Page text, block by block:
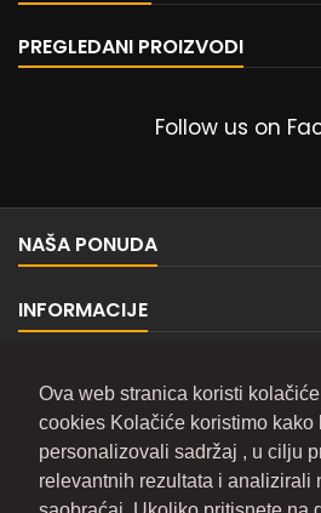
Ova web stranica koristi
cookies Kolačiće koristimo kako
personalizovali sadržaj , u cilju
relevantnih rezultata i analizirali
PREGLEDANI PROIZVODI
Follow us on
NAŠA PONUDA
INFORMACIJE
KONTAKTIRAJTE NAS
BILTEN